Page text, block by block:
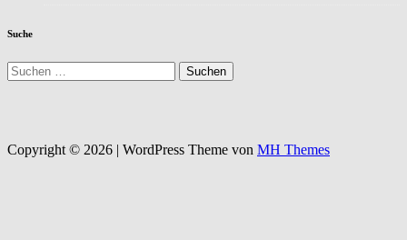
Suche
Suchen
nach:
Copyright © 2026 | WordPress Theme von MH Themes